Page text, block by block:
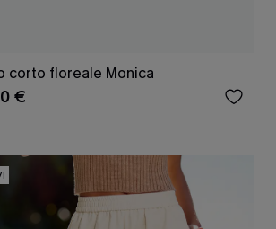
corto floreale Monica
€